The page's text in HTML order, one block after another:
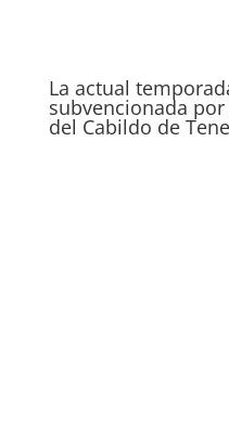
La actual
subvencionada
del Cabildo de